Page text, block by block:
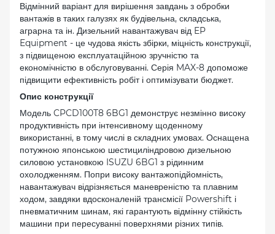
Відмінний варіант для вирішення завдань з обробки
вантажів в таких галузях як будівельна, складська,
аграрна та ін. Дизельний навантажувач від EP
Equipment - це чудова якість збірки, міцність конструкції,
з підвищеною експлуатаційною зручністю та
економічністю в обслуговуванні. Серія MAX-8 допоможе
підвищити ефективність робіт і оптимізувати бюджет.
Опис конструкції
Модель CPCD100T8 6BG1 демонструє незмінно високу
продуктивність при інтенсивному щоденному
використанні, в тому числі в складних умовах. Оснащена
потужною японською шестициліндровою дизельною
силовою установкою ISUZU 6BG1 з рідинним
охолодженням. Попри високу вантажопідйомність,
навантажувач відрізняється маневреністю та плавним
ходом, завдяки вдосконаленій трансмісії Powershift і
пневматичним шинам, які гарантують відмінну стійкість
машини при пересуванні поверхнями різних типів.